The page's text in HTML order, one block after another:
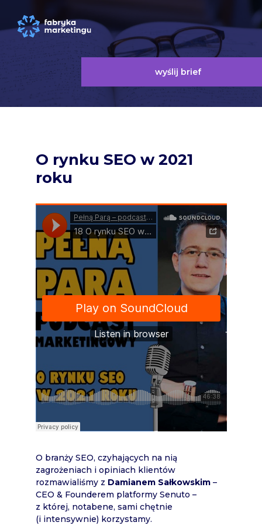
wyślij brief
O rynku SEO w 2021
roku
O branży SEO, czyhających na nią
zagrożeniach i opiniach klientów
rozmawialiśmy z Damianem Sałkowskim–
CEO & Founderem platformy Senuto –
z której, notabene, sami chętnie
(i intensywnie) korzystamy.